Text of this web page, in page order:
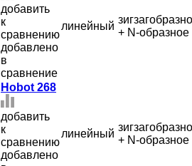
добавить
к
сравнению
добавлено
в
сравнение
линейный
+ N-образное
Hobot 268
добавить
к
сравнению
добавлено
линейный
+ N-образное